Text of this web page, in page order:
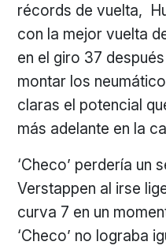
récords de vuelta,
con la mejor vuelta
en el giro 37
montar los
claras el potencial
más adelante en la
‘Checo’ perdería un
Verstappen al irse
curva 7 en un
‘Checo’ no lograba